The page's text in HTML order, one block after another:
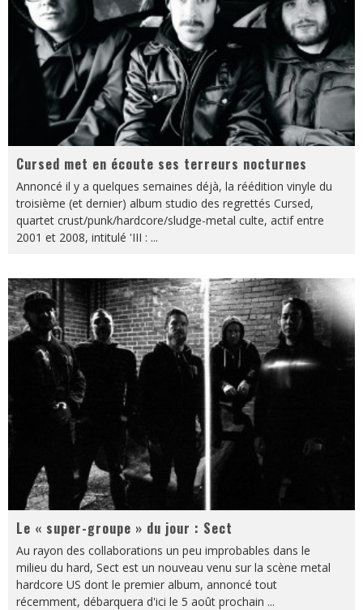
Cursed met en écoute ses terreurs nocturnes
Annoncé il y a quelques semaines déjà, la réédition vinyle du
troisième (et dernier) album studio des regrettés Cursed,
quartet crust/punk/hardcore/sludge-metal culte, actif entre
2001 et 2008, intitulé 'III : ...
Le « super-groupe » du jour : Sect
Au rayon des collaborations un peu improbables dans le
milieu du hard, Sect est un nouveau venu sur la scène metal
hardcore US dont le premier album, annoncé tout
récemment, débarquera d'ici le 5 août prochain ...